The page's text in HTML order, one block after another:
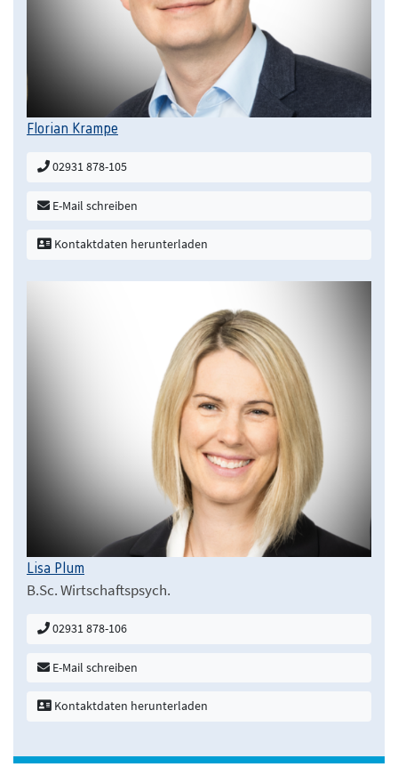
Florian Krampe
02931 878-105
E-Mail schreiben
Kontaktdaten herunterladen
Lisa Plum
B.Sc. Wirtschaftspsych.
02931 878-106
E-Mail schreiben
Kontaktdaten herunterladen